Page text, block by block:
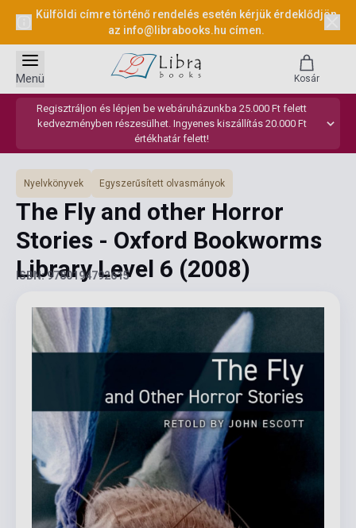
Külföldi címre történő rendelés esetén kérjük érdeklődjön
az info@librabooks.hu címen.
Regisztráljon és lépjen be webáruházunkba 25.000 Ft felett
kedvezményben részesülhet. Ingyenes kiszállítás 20.000 Ft
értékhatár felett!
Menü Kosár
Nyelvkönyvek Egyszerűsített olvasmányok
The Fly and other Horror
Stories - Oxford Bookworms
Library Level 6 (2008)
ISBN: 9780194792615